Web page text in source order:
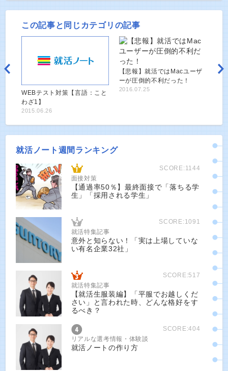
この記事と同じカテゴリの記事
WEBテスト対策【言語：こと
わざ1】
2015.06.26
【悲報】就活ではMacユーザ
ーが圧倒的不利だった！
2016.07.25
就活ノート週間ランキング
SCORE:1144
面接対策
【通過率50％】最終面接で「落ちる学
生」「採用される学生」
SCORE:1091
就活特集記事
意外と知らない！「実は上場していな
い有名企業32社」
SCORE:517
就活特集記事
【就活生服装編】「平服でお越しくだ
さい」と言われた時、どんな格好をす
るべき？
SCORE:404
リアルな選考情報・体験談
就活ノートの作り方